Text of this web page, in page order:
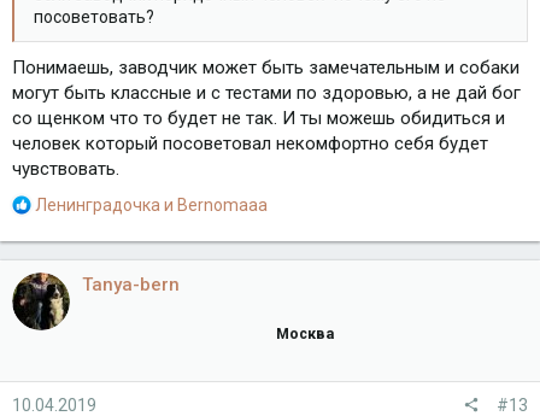
посоветовать?
Понимаешь, заводчик может быть замечательным и собаки
могут быть классные и с тестами по здоровью, а не дай бог
со щенком что то будет не так. И ты можешь обидиться и
человек который посоветовал некомфортно себя будет
чувствовать.
Р
а
к
ц
и
Ленинградочкаи Bernomaaa
Tanya-bern
Москва
10.04.2019 #13